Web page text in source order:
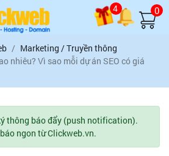
4 0
Marketing / Truyền thông
nhiêu? Vì sao mỗi dự án SEO có giá
thông báo đẩy (push notification).
ngon từ Clickweb.vn.